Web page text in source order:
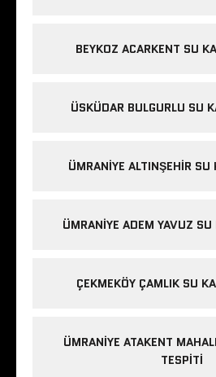
BEYKOZ ACARKENT SU
ÜSKÜDAR BULGURLU SU
ÜMRANIYE ALTINŞEHIR
ÜMRANIYE ADEM YAVUZ
ÇEKMEKÖY ÇAMLIK SU
ÜMRANIYE ATAKENT
TESPITI